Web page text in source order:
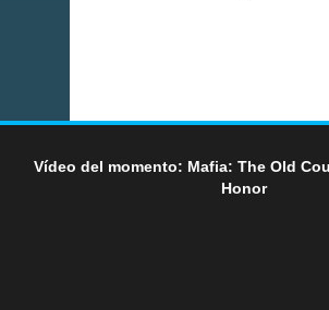
Vídeo del momento: Mafia: The Old
Honor